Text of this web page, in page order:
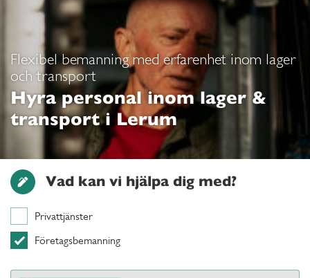
Flexibel bemanning med erfarenhet inom lager
och transport
Hyra personal inom lager &
transport i Lerum
Vad kan vi hjälpa dig med?
Privattjänster
Företagsbemanning